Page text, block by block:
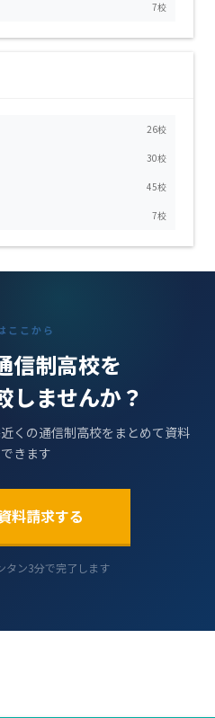
7校
26校
30校
45校
7校
ここから
信制高校を
しませんか？
くの通信制高校をまとめて資料
きます
料請求する
タン3分で完了します